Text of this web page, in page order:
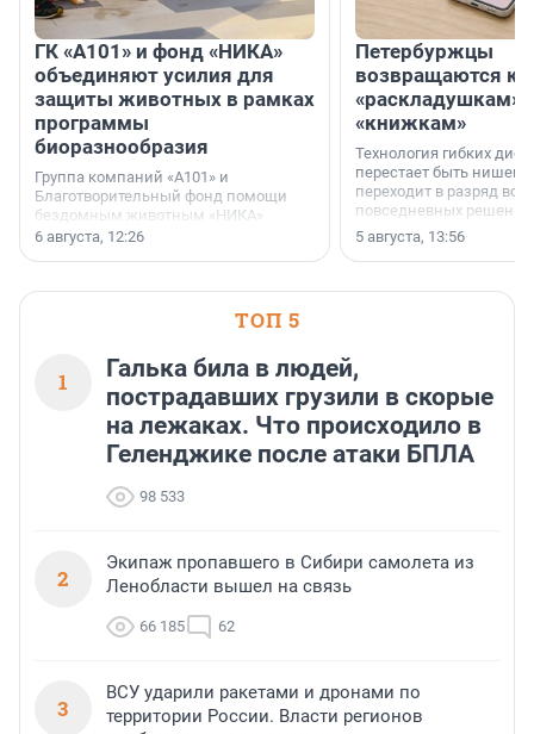
ГК «А101» и фонд «НИКА»
объединяют усилия для
защиты животных в рамках
программы
биоразнообразия
Группа компаний «А101» и
Благотворительный фонд помощи
бездомным животным «НИКА»
заключили соглашение о
6 августа, 12:26
Петербуржцы
возвращаются к
«раскладушкам»
«книжкам»
Технология гибких
перестает быть
переходит в разряд
повседневных
5 августа, 13:56
ТОП 5
1
Галька била в людей,
пострадавших грузили в скорые
на лежаках. Что происходило в
Геленджике после атаки БПЛА
98 533
2
Экипаж пропавшего в Сибири самолета из
Ленобласти вышел на связь
66 185 62
3
ВСУ ударили ракетами и дронами по
территории России. Власти регионов